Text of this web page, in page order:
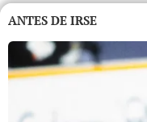
ANTES DE IRSE